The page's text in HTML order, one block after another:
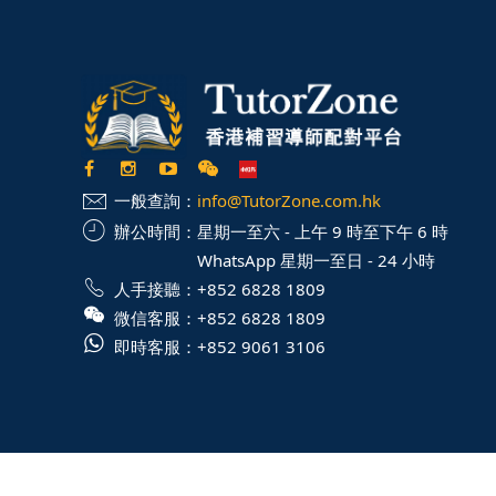
一般查詢： info@TutorZone.com.hk
辦公時間： 星期一至六 - 上午 9 時至下午 6 時
WhatsApp 星期一至日 - 24 小時
人手接聽： +852 6828 1809
微信客服： +852 6828 1809
即時客服： +852 9061 3106